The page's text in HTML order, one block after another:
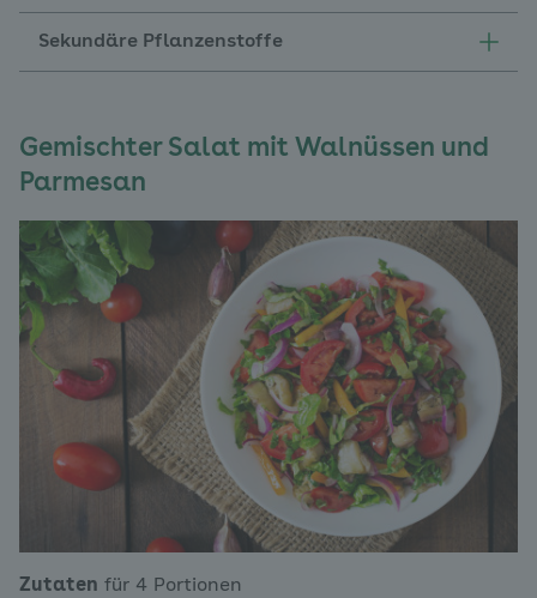
Sekundäre Pflanzenstoffe
Gemischter Salat mit Walnüssen und
Parmesan
Zutaten für 4 Portionen